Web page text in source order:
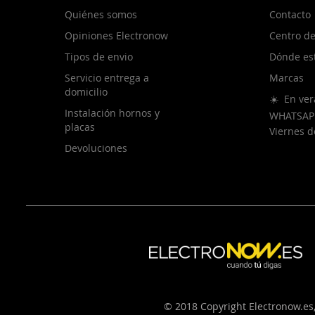
Quiénes somos
Opiniones Electronow
Tipos de envio
Servicio entrega a
domicilio
Instalación hornos y
placas
Devoluciones
Contacto
Centro
Dónde
Marcas
☀️ En
Viernes
© 2018 Copyright